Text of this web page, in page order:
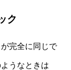
ク
完全に同じで
うなときは